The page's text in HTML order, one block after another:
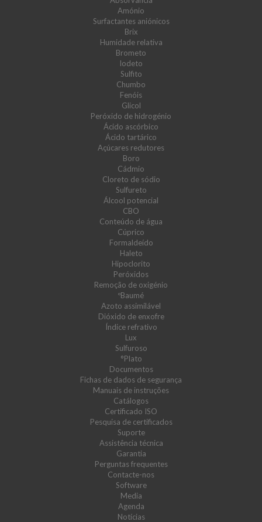
Amónio
Surfactantes aniónicos
Brix
Humidade relativa
Brometo
Iodeto
Sulfito
Chumbo
Fenóis
Glicol
Peróxido de hidrogénio
Ácido ascórbico
Ácido tartárico
Açúcares redutores
Boro
Cádmio
Cloreto de sódio
Sulfureto
Álcool potencial
CBO
Conteúdo de água
Cúprico
Formaldeído
Haleto
Hipoclorito
Peróxidos
Remoção de oxigénio
ºBaumé
Azoto assimilável
Dióxido de enxofre
Índice refrativo
Lux
Sulfuroso
°Plato
Documentos
Fichas de dados de segurança
Manuais de instruções
Catálogos
Certificado ISO
Pesquisa de certificados
Suporte
Assistência técnica
Garantia
Perguntas frequentes
Contacte-nos
Software
Media
Agenda
Notícias